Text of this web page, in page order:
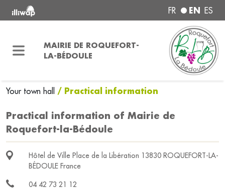
FR EN ES
MAIRIE DE ROQUEFORT-
LA-BÉDOULE
Your town hall / Practical information
Practical information of Mairie de
Roquefort-la-Bédoule
Hôtel de Ville Place de la Libération 13830 ROQUEFORT-LA-
BÉDOULE France
04 42 73 21 12